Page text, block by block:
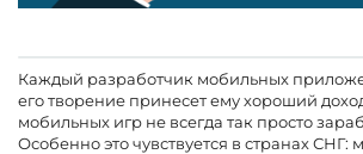
Каждый разработчик мобильных
его творение принесет ему хороший
мобильных игр не всегда так просто
Особенно это чувствуется в странах СНГ: